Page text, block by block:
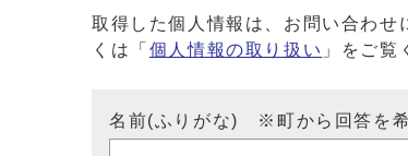
取得した個人情報は、お問い合わ
くは「 個人情報の取り扱い 」をご覧
名前(ふりがな) ※町から回答を希